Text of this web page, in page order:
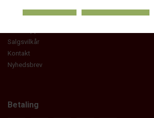
Salgsvilkår
Kontakt
Nyhedsbrev
Betaling